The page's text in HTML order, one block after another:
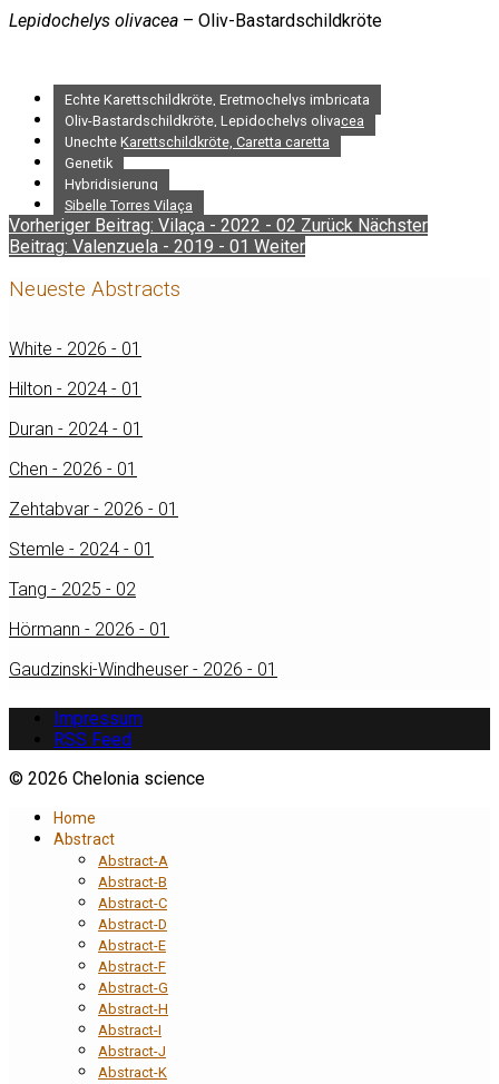
Lepidochelys olivacea – Oliv-Bastardschildkröte
Echte Karettschildkröte, Eretmochelys imbricata
Oliv-Bastardschildkröte, Lepidochelys olivacea
Unechte Karettschildkröte, Caretta caretta
Genetik
Hybridisierung
Sibelle Torres Vilaça
Vorheriger Beitrag: Vilaça - 2022 - 02 Zurück Nächster
Beitrag: Valenzuela - 2019 - 01 Weiter
Neueste Abstracts
White - 2026 - 01
Hilton - 2024 - 01
Duran - 2024 - 01
Chen - 2026 - 01
Zehtabvar - 2026 - 01
Stemle - 2024 - 01
Tang - 2025 - 02
Hörmann - 2026 - 01
Gaudzinski-Windheuser - 2026 - 01
Impressum
RSS Feed
© 2026 Chelonia science
Home
Abstract
Abstract-A
Abstract-B
Abstract-C
Abstract-D
Abstract-E
Abstract-F
Abstract-G
Abstract-H
Abstract-I
Abstract-J
Abstract-K